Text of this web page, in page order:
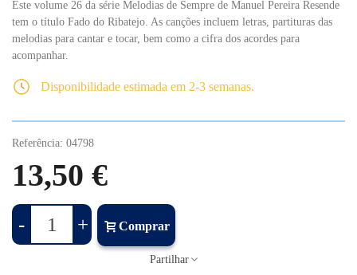
Este volume 26 da série Melodias de Sempre de Manuel Pereira Resende
tem o título Fado do Ribatejo. As canções incluem letras, partituras das
melodias para cantar e tocar, bem como a cifra dos acordes para
acompanhar.
Disponibilidade estimada em 2-3 semanas.
Referência: 04798
13,50 €
- + Comprar
Partilhar